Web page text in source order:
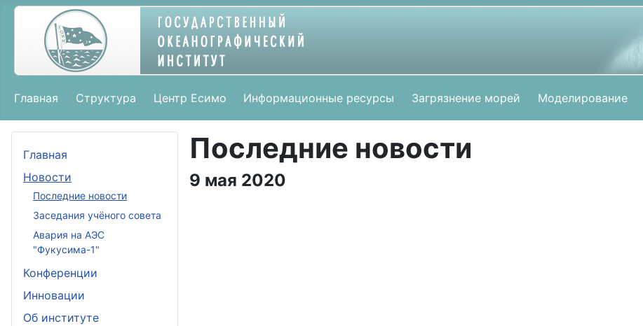
Главная Структура Центр Есимо Информационные ресурсы Загрязнение морей Моделирование
Главная
Новости
Последние новости
Заседания учёного совета
Авария на АЭС
"Фукусима-1"
Конференции
Инновации
Об институте
Последние новости
9 мая 2020